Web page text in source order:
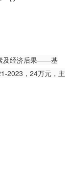
及经济后果——基
2023，24万元，主